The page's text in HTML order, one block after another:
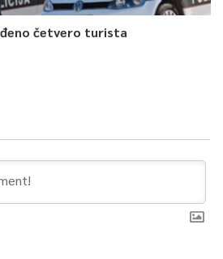
četvero turista